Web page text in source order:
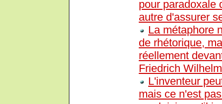
pour paradoxale
autre d'assurer
La métaphore
de rhétorique,
réellement
Friedrich
L'inventeur
mais ce n'est